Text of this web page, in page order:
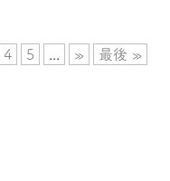
4 5 » 最後 »